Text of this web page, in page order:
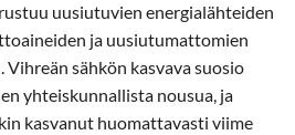
uusiutuvien energialähteiden
ja uusiutumattomien
sähkön kasvava suosio
yhteiskunnallista nousua, ja
kasvanut huomattavasti viime